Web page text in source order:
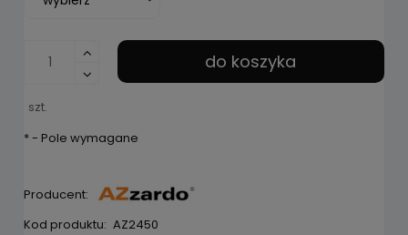
szt.
do koszyka
*- Pole wymagane
Producent:
Kod produktu: AZ2450